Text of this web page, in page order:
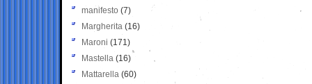
manifesto (7)
Margherita (16)
Maroni (171)
Mastella (16)
Mattarella (60)